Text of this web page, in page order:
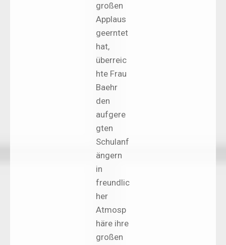
großen
Applaus
geerntet
hat,
überreic
hte Frau
Baehr
den
aufgere
gten
Schulanf
ängern
in
freundlic
her
Atmosp
häre ihre
großen